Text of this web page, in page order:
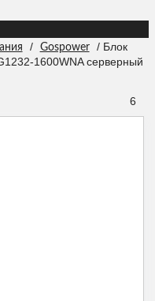
/ Gospower
/ Блок
1600WNA серверный
6